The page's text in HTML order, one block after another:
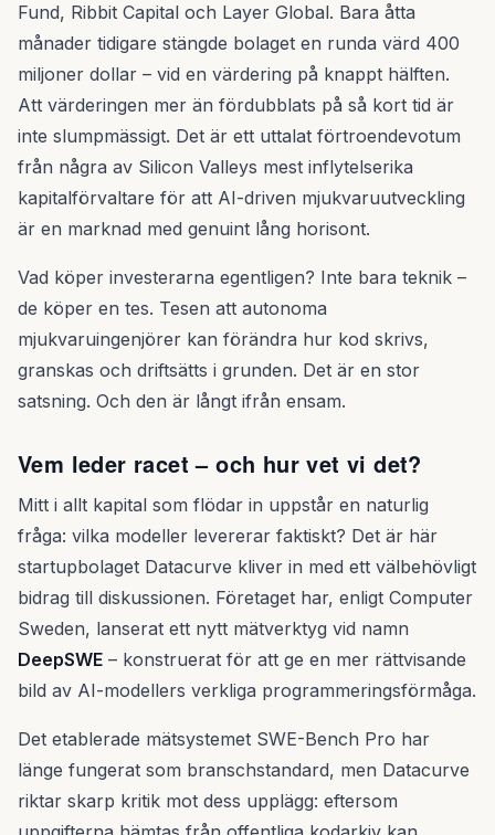
Fund, Ribbit Capital och Layer Global. Bara åtta
månader tidigare stängde bolaget en runda värd 400
miljoner dollar – vid en värdering på knappt hälften.
Att värderingen mer än fördubblats på så kort tid är
inte slumpmässigt. Det är ett uttalat förtroendevotum
från några av Silicon Valleys mest inflytelserika
kapitalförvaltare för att AI-driven mjukvaruutveckling
är en marknad med genuint lång horisont.
Vad köper investerarna egentligen? Inte bara teknik –
de köper en tes. Tesen att autonoma
mjukvaruingenjörer kan förändra hur kod skrivs,
granskas och driftsätts i grunden. Det är en stor
satsning. Och den är långt ifrån ensam.
Vem leder racet – och hur vet vi det?
Mitt i allt kapital som flödar in uppstår en naturlig
fråga: vilka modeller levererar faktiskt? Det är här
startupbolaget Datacurve kliver in med ett välbehövligt
bidrag till diskussionen. Företaget har, enligt Computer
Sweden, lanserat ett nytt mätverktyg vid namn
DeepSWE – konstruerat för att ge en mer rättvisande
bild av AI-modellers verkliga programmeringsförmåga.
Det etablerade mätsystemet SWE-Bench Pro har
länge fungerat som branschstandard, men Datacurve
riktar skarp kritik mot dess upplägg: eftersom